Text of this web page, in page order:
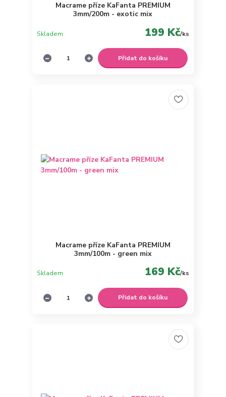
Macrame příze KaFanta PREMIUM
3mm/200m - exotic mix
199 Kč/ks
Skladem
Přidat do košíku
Macrame příze KaFanta PREMIUM
3mm/100m - green mix
169 Kč/ks
Skladem
Přidat do košíku